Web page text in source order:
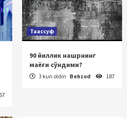
Таассуф
90 йиллик нашрнинг
маёғи сўндими?
3 kun oldin Behzod 187